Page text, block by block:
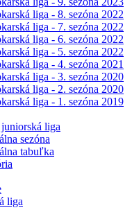
liga - 8. sezóna 2022
liga - 7. sezóna 2022
liga - 6. sezóna 2022
liga - 5. sezóna 2022
liga - 4. sezóna 2021
liga - 3. sezóna 2020
liga - 2. sezóna 2020
liga - 1. sezóna 2019
liga
sezóna
tabuľka
liga